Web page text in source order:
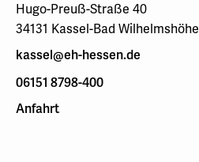
Hugo-Preuß-Straße 40
34131 Kassel-Bad Wilhelmshöhe
kassel@eh-hessen.de
06151 8798-400
Anfahrt